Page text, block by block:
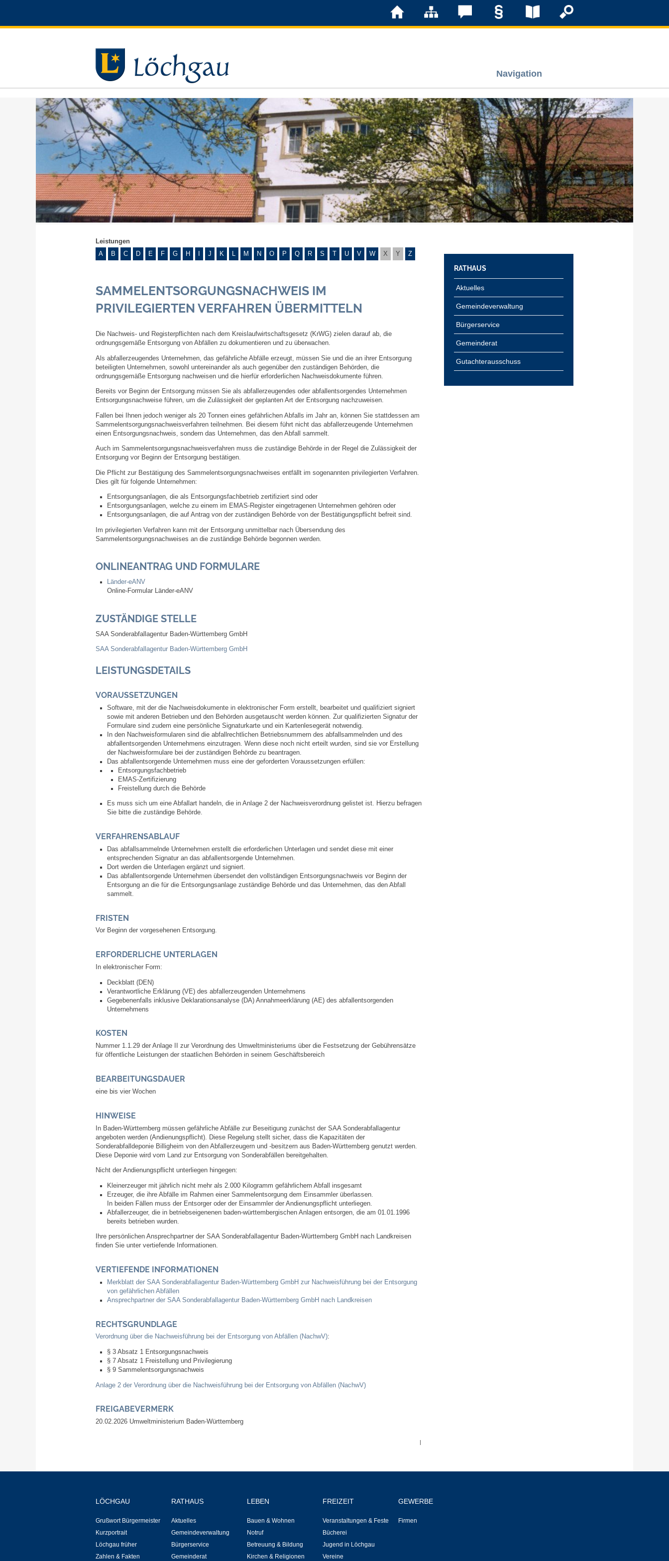
Navigation
Löchgau
Grußwort Bürgermeister
Kurzportrait
Löchgau früher
Zahlen & Fakten
Steuern
Haushalt 2026
Redaktionsstatut für das Amtsblatt
Service
Notdienste
Fahrplanauskünfte
Abfall-Infos
Ortsplan
Bildergalerie
Schlepper / Traktor
Schadensmeldungen
Bürgerservice
Gutachterausschuss
Leben
Laufende beschränkte Ausschreibungen
Fortschreibung Flächennutzungsplan
Notruf
Betreuung & Bildung
Kindergärten
Katholische Kirchengemeinde
Gesundheit
Freizeit
Veranstaltungen & Feste
Leistungen
A
B C D E F G H J K L M N O P Q R S U V W X Y Z
SAMMELENTSORGUNGSNACHWEIS IM
PRIVILEGIERTEN VERFAHREN ÜBERMITTELN
Die Nachweis- und Registerpflichten nach dem Kreislaufwirtschaftsgesetz (KrWG) zielen darauf ab, die
ordnungsgemäße Entsorgung von Abfällen zu dokumentieren und zu überwachen.
Als abfallerzeugendes Unternehmen, das gefährliche Abfälle erzeugt, müssen Sie und die an ihrer Entsorgung
beteiligten Unternehmen, sowohl untereinander als auch gegenüber den zuständigen Behörden, die
ordnungsgemäße Entsorgung nachweisen und die hierfür erforderlichen Nachweisdokumente führen.
Bereits vor Beginn der Entsorgung müssen Sie als abfallerzeugendes oder abfallentsorgendes Unternehmen
Entsorgungsnachweise führen, um die Zulässigkeit der geplanten Art der Entsorgung nachzuweisen.
Fallen bei Ihnen jedoch weniger als 20 Tonnen eines gefährlichen Abfalls im Jahr an, können Sie stattdessen am
Sammelentsorgungsnachweisverfahren teilnehmen. Bei diesem führt nicht das abfallerzeugende Unternehmen
einen Entsorgungsnachweis, sondern das Unternehmen, das den Abfall sammelt.
Auch im Sammelentsorgungsnachweisverfahren muss die zuständige Behörde in der Regel die Zulässigkeit der
Entsorgung vor Beginn der Entsorgung bestätigen.
Die Pflicht zur Bestätigung des Sammelentsorgungsnachweises entfällt im sogenannten privilegierten Verfahren.
Dies gilt für folgende Unternehmen:
Entsorgungsanlagen, die als Entsorgungsfachbetrieb zertifiziert sind oder
Entsorgungsanlagen, welche zu einem im EMAS-Register eingetragenen Unternehmen gehören oder
Entsorgungsanlagen, die auf Antrag von der zuständigen Behörde von der Bestätigungspflicht befreit sind.
Im privilegierten Verfahren kann mit der Entsorgung unmittelbar nach Übersendung des
Sammelentsorgungsnachweises an die zuständige Behörde begonnen werden.
ONLINEANTRAG UND FORMULARE
Länder-eANV
Online-Formular Länder-eANV
ZUSTÄNDIGE STELLE
SAA Sonderabfallagentur Baden-Württemberg GmbH
SAA Sonderabfallagentur Baden-Württemberg GmbH
LEISTUNGSDETAILS
VORAUSSETZUNGEN
Software, mit der die Nachweisdokumente in elektronischer Form erstellt, bearbeitet und qualifiziert signiert
sowie mit anderen Betrieben und den Behörden ausgetauscht werden können. Zur qualifizierten Signatur der
Formulare sind zudem eine persönliche Signaturkarte und ein Kartenlesegerät notwendig.
In den Nachweisformularen sind die abfallrechtlichen Betriebsnummern des abfallsammelnden und des
abfallentsorgenden Unternehmens einzutragen. Wenn diese noch nicht erteilt wurden, sind sie vor Erstellung
der Nachweisformulare bei der zuständigen Behörde zu beantragen.
Das abfallentsorgende Unternehmen muss eine der geforderten Voraussetzungen erfüllen:
Entsorgungsfachbetrieb
EMAS-Zertifizierung
Freistellung durch die Behörde
Es muss sich um eine Abfallart handeln, die in Anlage 2 der Nachweisverordnung gelistet ist. Hierzu befragen
Sie bitte die zuständige Behörde.
VERFAHRENSABLAUF
Das abfallsammelnde Unternehmen erstellt die erforderlichen Unterlagen und sendet diese mit einer
entsprechenden Signatur an das abfallentsorgende Unternehmen.
Dort werden die Unterlagen ergänzt und signiert.
Das abfallentsorgende Unternehmen übersendet den vollständigen Entsorgungsnachweis vor Beginn der
Entsorgung an die für die Entsorgungsanlage zuständige Behörde und das Unternehmen, das den Abfall
sammelt.
FRISTEN
Vor Beginn der vorgesehenen Entsorgung.
ERFORDERLICHE UNTERLAGEN
In elektronischer Form:
Deckblatt (DEN)
Verantwortliche Erklärung (VE) des abfallerzeugenden Unternehmens
Gegebenenfalls inklusive Deklarationsanalyse (DA) Annahmeerklärung (AE) des abfallentsorgenden
Unternehmens
KOSTEN
Nummer 1.1.29 der Anlage II zur Verordnung des Umweltministeriums über die Festsetzung der Gebührensätze
für öffentliche Leistungen der staatlichen Behörden in seinem Geschäftsbereich
BEARBEITUNGSDAUER
eine bis vier Wochen
HINWEISE
In Baden-Württemberg müssen gefährliche Abfälle zur Beseitigung zunächst der SAA Sonderabfallagentur
angeboten werden (Andienungspflicht). Diese Regelung stellt sicher, dass die Kapazitäten der
Sonderabfalldeponie Billigheim von den Abfallerzeugern und -besitzern aus Baden-Württemberg genutzt werden.
Diese Deponie wird vom Land zur Entsorgung von Sonderabfällen bereitgehalten.
Nicht der Andienungspflicht unterliegen hingegen:
Kleinerzeuger mit jährlich nicht mehr als 2.000 Kilogramm gefährlichem Abfall insgesamt
Erzeuger, die ihre Abfälle im Rahmen einer Sammelentsorgung dem Einsammler überlassen.
In beiden Fällen muss der Entsorger oder der Einsammler der Andienungspflicht unterliegen.
Abfallerzeuger, die in betriebseigenenen baden-württembergischen Anlagen entsorgen, die am 01.01.1996
bereits betrieben wurden.
Ihre persönlichen Ansprechpartner der SAA Sonderabfallagentur Baden-Württemberg GmbH nach Landkreisen
finden Sie unter vertiefende Informationen.
VERTIEFENDE INFORMATIONEN
Merkblatt der SAA Sonderabfallagentur Baden-Württemberg GmbH zur Nachweisführung bei der Entsorgung
von gefährlichen Abfällen
Ansprechpartner der SAA Sonderabfallagentur Baden-Württemberg GmbH nach Landkreisen
RECHTSGRUNDLAGE
Verordnung über die Nachweisführung bei der Entsorgung von Abfällen (NachwV):
§ 3 Absatz 1 Entsorgungsnachweis
§ 7 Absatz 1 Freistellung und Privilegierung
§ 9 Sammelentsorgungsnachweis
Anlage 2 der Verordnung über die Nachweisführung bei der Entsorgung von Abfällen (NachwV)
FREIGABEVERMERK
20.02.2026 Umweltministerium Baden-Württemberg
|
RATHAUS
Aktuelles
Gemeindeverwaltung
Bürgerservice
Gemeinderat
Gutachterausschuss
LÖCHGAU
Grußwort Bürgermeister
Kurzportrait
Löchgau früher
Zahlen & Fakten
RATHAUS
Aktuelles
Gemeindeverwaltung
Bürgerservice
Gemeinderat
LEBEN
Bauen & Wohnen
Notruf
Betreuung & Bildung
Kirchen & Religionen
FREIZEIT
Veranstaltungen & Feste
Bücherei
Jugend in Löchgau
Vereine
GEWERBE
Firmen